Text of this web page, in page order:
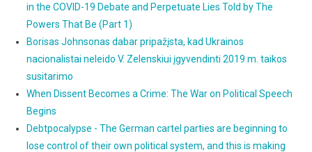
in the COVID-19 Debate and Perpetuate Lies Told by The
Powers That Be (Part 1)
Borisas Johnsonas dabar pripažįsta, kad Ukrainos
nacionalistai neleido V. Zelenskiui įgyvendinti 2019 m. taikos
susitarimo
When Dissent Becomes a Crime: The War on Political Speech
Begins
Debtpocalypse - The German cartel parties are beginning to
lose control of their own political system, and this is making